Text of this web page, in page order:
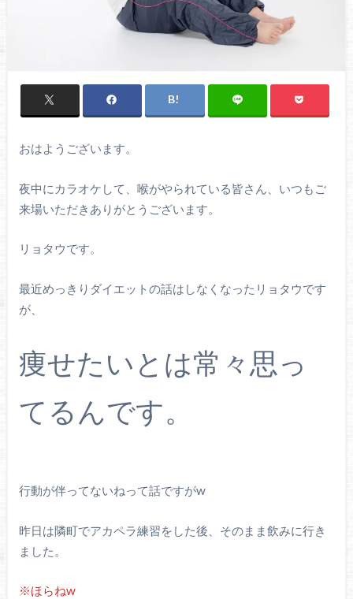
おはようございます。
夜中にカラオケして、喉がやられている皆さん、いつもご
来場いただきありがとうございます。
リョタウです。
最近めっきりダイエットの話はしなくなったリョタウです
が、
痩せたいとは常々思っ
てるんです。
行動が伴ってないねって話ですがw
昨日は隣町でアカペラ練習をした後、そのまま飲みに行き
ました。
※ほらねw